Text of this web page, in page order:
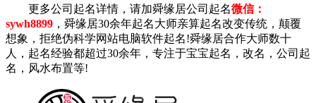
更多公司起名详情，请加舜缘居公司起名微信：
sywh8899 ，舜缘居30余年起名大师亲算起名改变传统，颠覆
想象，拒绝伪科学网站电脑软件起名!舜缘居合作大师数十
人，起名经验都超过30余年，专注于宝宝起名，改名，公司起
名，风水布置等!